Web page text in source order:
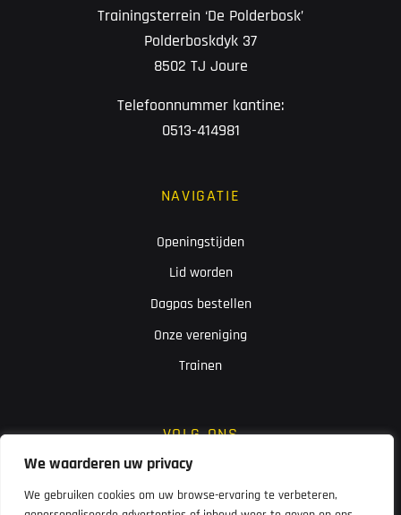
We waarderen uw privacy
We gebruiken cookies om uw browse-ervaring te verbeteren,
Trainingsterrein ‘De Polderbosk’
Polderboskdyk 37
8502 TJ Joure
Telefoonnummer kantine:
0513-414981
NAVIGATIE
Openingstijden
Lid worden
Dagpas bestellen
Onze vereniging
Trainen
VOLG ONS